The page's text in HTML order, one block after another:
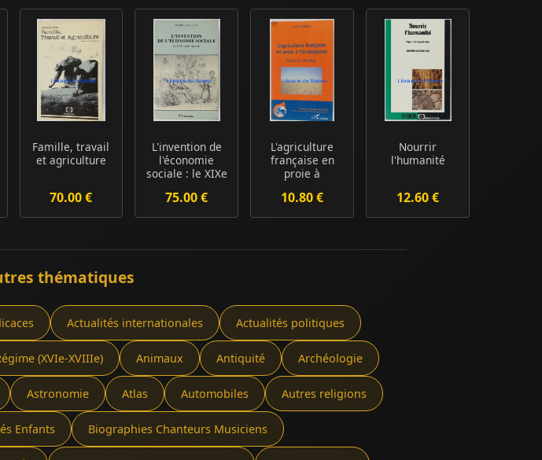
Famille, travail
et agriculture
70.00 €
L'invention de
l'économie
sociale : le XIXe
75.00 €
L'agriculture
française en
proie à
Moiss...
10.80 €
Nourrir
l'humanité
12.60 €
thématiques
Actualités internationales Actualités politiques
(XVIe-XVIIIe) Animaux Antiquité Archéologie
Astronomie Atlas Automobiles Autres religions
Enfants Biographies Chanteurs Musiciens